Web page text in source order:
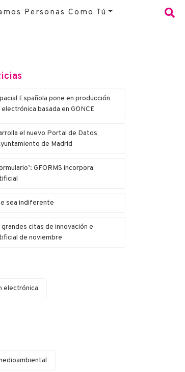
Personas Como Tú
Española pone en producción
basada en G·ONCE
el nuevo Portal de Datos
de Madrid
G·FORMS incorpora
sea indiferente
grandes citas de innovación e
de noviembre
electrónica